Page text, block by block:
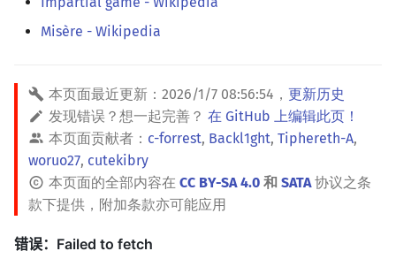
Misère - Wikipedia
本页面最近更新： 2026/1/7 08:56:54 ， 更新历史
发现错误？想一起完善？ 在 GitHub 上编辑此页！
本页面贡献者： c-forrest, Backl1ght, Tiphereth-A,
woruo27, cutekibry
本页面的全部内容在 CC BY-SA 4.0 和 SATA协议之条
款下提供，附加条款亦可能应用